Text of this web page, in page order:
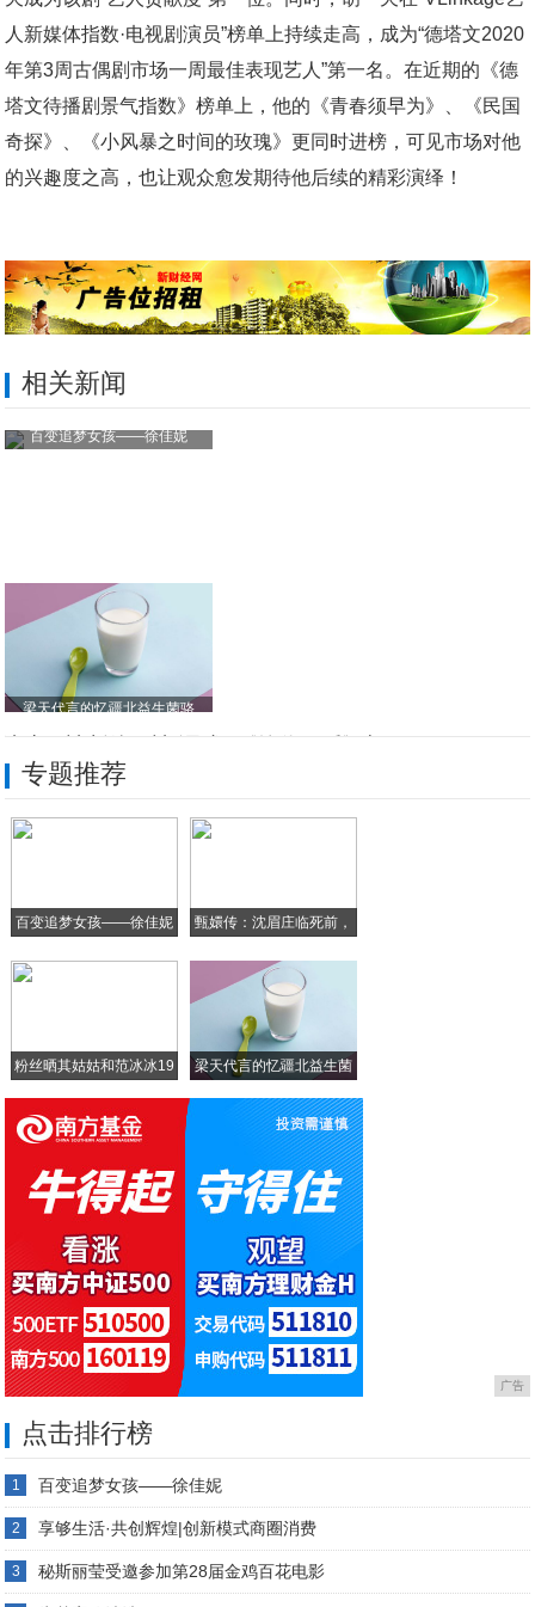
人新媒体指数·电视剧演员”榜单上持续走高，成为“德塔文2020
年第3周古偶剧市场一周最佳表现艺人”第一名。在近期的《德
塔文待播剧景气指数》榜单上，他的《青春须早为》、《民国
奇探》、《小风暴之时间的玫瑰》更同时进榜，可见市场对他
的兴趣度之高，也让观众愈发期待他后续的精彩演绎！
相关新闻
百变追梦女孩——徐佳妮
梁天代言的忆疆北益生菌骆
2020年全国两会特别报道——著名书法家
畅游998国旅鸟巢绽放盛典暨“畅游中国梦
2020红包新玩法：解锁视频红包，明星语
专题推荐
百变追梦女孩——徐佳妮
甄嬛传：沈眉庄临死前，
粉丝晒其姑姑和范冰冰19
梁天代言的忆疆北益生菌
广告
点击排行榜
1 百变追梦女孩——徐佳妮
2 享够生活·共创辉煌|创新模式商圈消费
3 秘斯丽莹受邀参加第28届金鸡百花电影